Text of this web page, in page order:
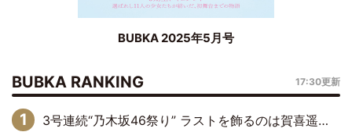
BUBKA 2025年5月号
BUBKA RANKING 17:30更新
3号連続“乃木坂46祭り” ラストを飾るのは賀喜遥香…5年ぶりの登場に「5年分大人になった私を見ていただけたら」